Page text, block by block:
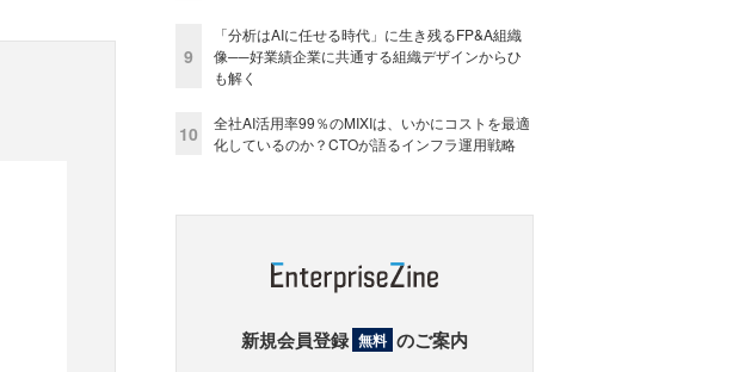
9
「分析はAIに任せる時代」に生き残るFP&A組織
像──好業績企業に共通する組織デザインからひ
も解く
10
全社AI活用率99％のMIXIは、いかにコストを最適
化しているのか？CTOが語るインフラ運用戦略
新規会員登録 無料 のご案内